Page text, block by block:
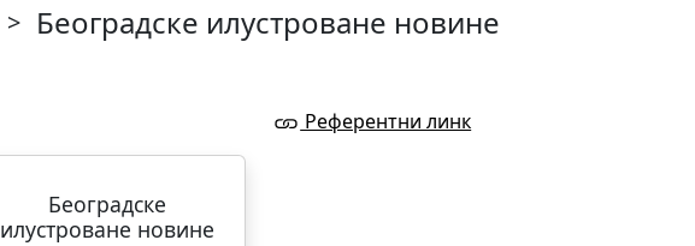
> Београдске илустроване новине
Референтни линк
Београдске
илустроване новине